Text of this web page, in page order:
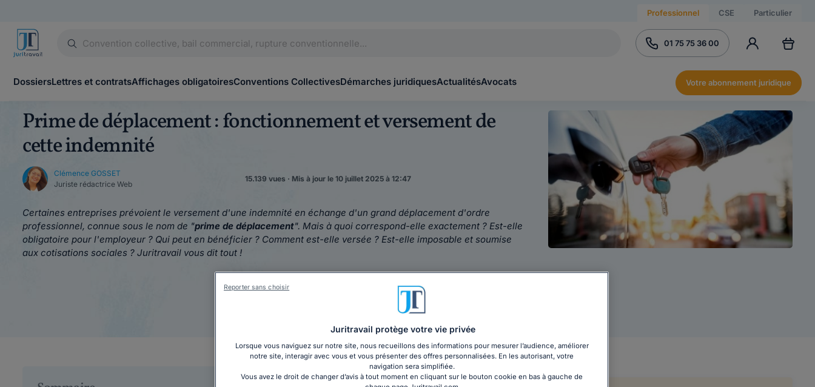
Professionnel CSE Particulier
01 75 75 36 00
DossiersLettres et contratsAffichages obligatoiresConventions CollectivesDémarches juridiquesActualitésAvocats Votre abonnement juridique
Prime de déplacement : fonctionnement et versement de
cette indemnité
Clémence GOSSET
Juriste rédactrice Web
15.139 vues · Mis à jour le 10 juillet 2025 à 12:47
Certaines entreprises prévoient le versement d'une indemnité en échange d'un grand déplacement d'ordre
professionnel, connue sous le nom de "prime de déplacement". Mais à quoi correspond-elle exactement ? Est-elle
obligatoire pour l'employeur ? Qui peut en bénéficier ? Comment est-elle versée ? Est-elle imposable et soumise
aux cotisations sociales ? Juritravail vous dit tout !
Téléchargez le dossier sur le versement des primes aux salariés
Juritravail protège votre vie privée
Lorsque vous naviguez sur notre site, nous recueillons des informations pour mesurer l’audience, améliorer
notre site, interagir avec vous et vous présenter des offres personnalisées. En les autorisant, votre
navigation sera simplifiée.
Vous avez le droit de changer d’avis à tout moment en cliquant sur le bouton cookie en bas à gauche de
Reporter sans choisir